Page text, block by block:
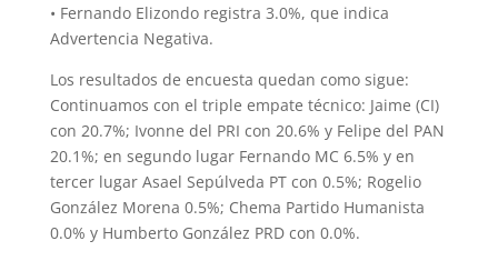
• Fernando Elizondo registra 3.0%, que indica
Advertencia Negativa.
Los resultados de encuesta quedan como sigue:
Continuamos con el triple empate técnico: Jaime (CI)
con 20.7%; Ivonne del PRI con 20.6% y Felipe del PAN
20.1%; en segundo lugar Fernando MC 6.5% y en
tercer lugar Asael Sepúlveda PT con 0.5%; Rogelio
González Morena 0.5%; Chema Partido Humanista
0.0% y Humberto González PRD con 0.0%.